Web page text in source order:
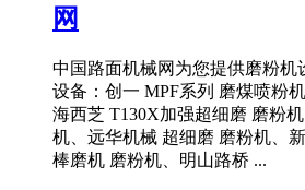
网
中国路面机械网为您提供磨粉机
设备：创一 MPF系列 磨煤喷粉
海西芝 T130X加强超细磨 磨粉
机、远华机械 超细磨 磨粉机、
棒磨机 磨粉机、明山路桥 ...